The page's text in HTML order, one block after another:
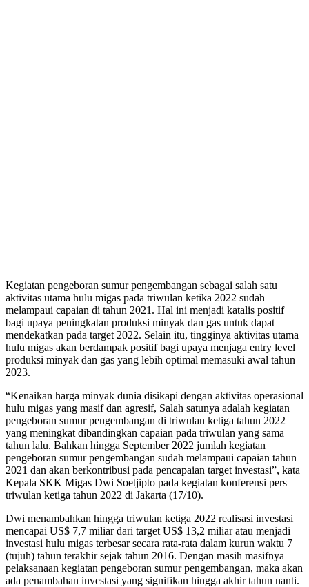
Kegiatan pengeboran sumur pengembangan sebagai salah satu
aktivitas utama hulu migas pada triwulan ketika 2022 sudah
melampaui capaian di tahun 2021. Hal ini menjadi katalis positif
bagi upaya peningkatan produksi minyak dan gas untuk dapat
mendekatkan pada target 2022. Selain itu, tingginya aktivitas utama
hulu migas akan berdampak positif bagi upaya menjaga entry level
produksi minyak dan gas yang lebih optimal memasuki awal tahun
2023.
“Kenaikan harga minyak dunia disikapi dengan aktivitas operasional
hulu migas yang masif dan agresif, Salah satunya adalah kegiatan
pengeboran sumur pengembangan di triwulan ketiga tahun 2022
yang meningkat dibandingkan capaian pada triwulan yang sama
tahun lalu. Bahkan hingga September 2022 jumlah kegiatan
pengeboran sumur pengembangan sudah melampaui capaian tahun
2021 dan akan berkontribusi pada pencapaian target investasi”, kata
Kepala SKK Migas Dwi Soetjipto pada kegiatan konferensi pers
triwulan ketiga tahun 2022 di Jakarta (17/10).
Dwi menambahkan hingga triwulan ketiga 2022 realisasi investasi
mencapai US$ 7,7 miliar dari target US$ 13,2 miliar atau menjadi
investasi hulu migas terbesar secara rata-rata dalam kurun waktu 7
(tujuh) tahun terakhir sejak tahun 2016. Dengan masih masifnya
pelaksanaan kegiatan pengeboran sumur pengembangan, maka akan
ada penambahan investasi yang signifikan hingga akhir tahun nanti.